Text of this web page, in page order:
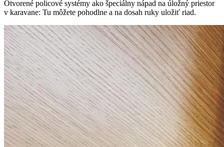
Otvorené policové systémy ako špeciálny nápad na úložný priestor
v karavane: Tu môžete pohodlne a na dosah ruky uložiť riad.